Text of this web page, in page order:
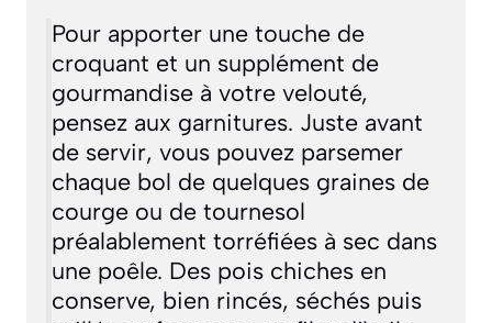
Pour apporter une touche de
croquant et un supplément de
gourmandise à votre velouté,
pensez aux garnitures. Juste avant
de servir, vous pouvez parsemer
chaque bol de quelques graines de
courge ou de tournesol
préalablement torréfiées à sec dans
une poêle. Des pois chiches en
conserve, bien rincés, séchés puis